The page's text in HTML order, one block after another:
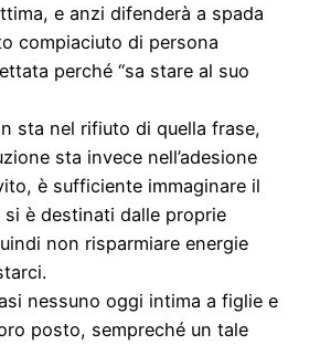
e anzi difenderà a spada
compiaciuto di persona
perché “sa stare al suo
sta nel rifiuto di quella frase,
sta invece nell’adesione
è sufficiente immaginare il
si è destinati dalle proprie
non risparmiare energie
nessuno oggi intima a figlie e
posto, sempreché un tale